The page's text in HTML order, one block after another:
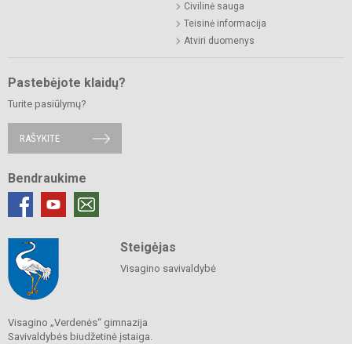
Civilinė sauga
Teisinė informacija
Atviri duomenys
Pastebėjote klaidų?
Turite pasiūlymų?
RAŠYKITE
Bendraukime
Steigėjas
Visagino savivaldybė
Visagino „Verdenės“ gimnazija
Savivaldybės biudžetinė įstaiga.